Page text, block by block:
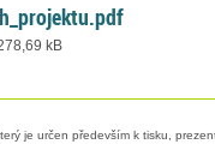
kB
je určen především k tisku,